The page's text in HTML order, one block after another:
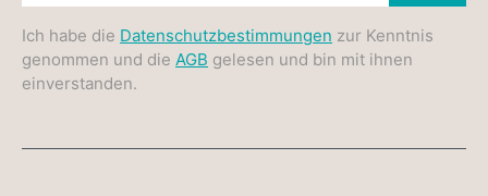
Ich habe die Datenschutzbestimmungen zur Kenntnis
genommen und die AGB gelesen und bin mit ihnen
einverstanden.